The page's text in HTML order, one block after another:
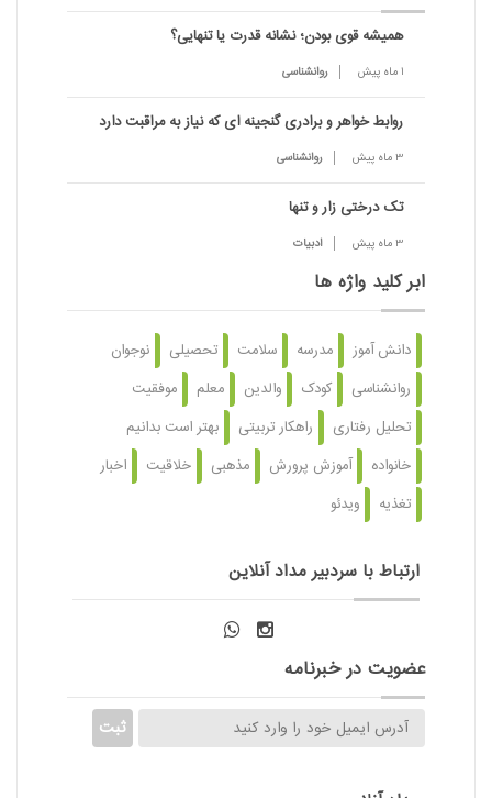
همیشه قوی بودن؛ نشانه قدرت یا تنهایی؟
1 ماه پیش روانشناسی
روابط خواهر و برادری گنجینه ای که نیاز به مراقبت دارد
3 ماه پیش روانشناسی
تک درختی زار و تنها
3 ماه پیش ادبیات
ابر کلید واژه ها
دانش آموز مدرسه سلامت تحصیلی
نوجوان
روانشناسی
کودک والدین معلم
موفقیت
تحلیل رفتاری
راهکار تربیتی
بهتر است بدانیم
خانواده
آموزش پرورش مذهبی خلاقیت
اخبار
تغذیه
ویدئو
ارتباط با سردبیر مداد آنلاین
عضویت در خبرنامه